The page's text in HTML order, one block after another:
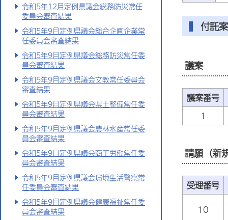
令和5年12月定例県議会総務防災常任
委員会審査結果
令和5年9月定例県議会総合企画企業常
任委員会審査結果
令和5年9月定例県議会総務防災常任委
員会審査結果
令和5年9月定例県議会文教常任委員会
審査結果
令和5年9月定例県議会県土整備常任委
員会審査結果
令和5年9月定例県議会農林水産常任委
員会審査結果
令和5年9月定例県議会商工労働常任委
員会審査結果
令和5年9月定例県議会環境生活警察常
任委員会審査結果
令和5年9月定例県議会健康福祉常任委
員会審査結果
付託
議案
議案番号
1
請願（新
受理番号
10